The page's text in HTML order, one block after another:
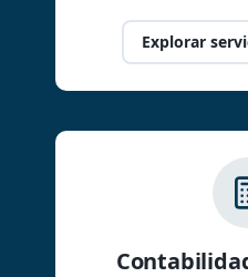
Explorar